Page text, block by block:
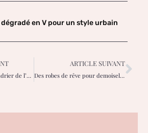
en V pour un style urbain
Découvrez notre calendrier de l’avent à imprimer gratuitement pour femmes élégantes
ARTICLE SUIVANT
Des robes de rêve pour demoiselles d’honneur grande taille : trouvez la vôtre !